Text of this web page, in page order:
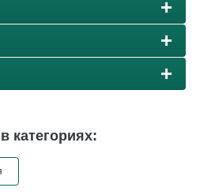
категориях: